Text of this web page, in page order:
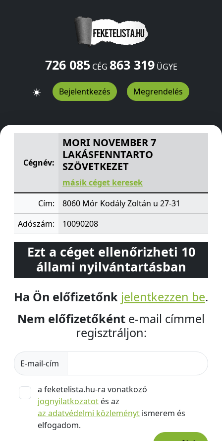
726 085CÉG 863 319ÜGYE
Bejelentkezés Megrendelés
MORI NOVEMBER 7 LAKÁSFENNTARTO SZÖVETKEZET
Cégnév:
MORI NOVEMBER 7
LAKÁSFENNTARTO
SZÖVETKEZET
másik céget keresek
Cím:
8060 Mór Kodály Zoltán u 27-31
Adószám:
10090208
Ezt a céget ellenőrizheti 10
állami nyilvántartásban
Ha Ön előfizetőnk jelentkezzen be.
Nem előfizetőként e-mail címmel
regisztráljon:
E-mail-cím
a feketelista.hu-ra vonatkozó
jognyilatkozatot és az
az adatvédelmi közleményt ismerem és
elfogadom.